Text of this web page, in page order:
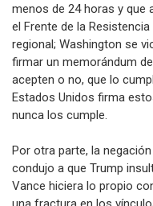
menos de 24 horas y que
el Frente de la
regional; Washington se
firmar un memorándum
acepten o no, que lo
Estados Unidos firma
nunca los cumple.
Por otra parte, la
condujo a que Trump
Vance hiciera lo propio